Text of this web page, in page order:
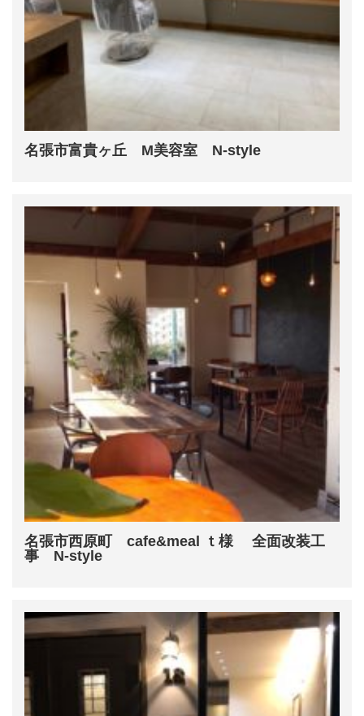
名張市富貴ヶ丘 M美容室 N-style
名張市西原町 cafe&meal ｔ様 全面改装工
事 N-style